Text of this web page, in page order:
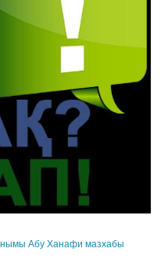
Абу Ханафи мазхабы